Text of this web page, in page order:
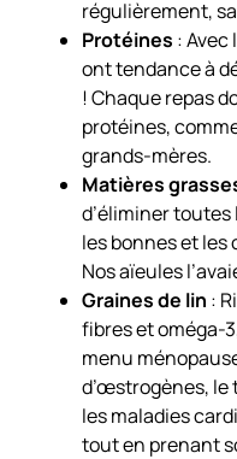
régulièrement,
Protéines : Avec
ont tendance à
! Chaque repas
protéines,
grands-mères.
Matières
d’éliminer toutes
les bonnes et
Nos aïeules
Graines de lin :
fibres et oméga-
menu
d’œstrogènes,
les maladies
tout en prenant